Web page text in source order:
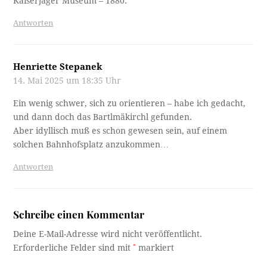
Antworten
Henriette Stepanek
14. Mai 2025 um 18:35 Uhr
Ein wenig schwer, sich zu orientieren – habe ich gedacht,
und dann doch das Bartlmäkirchl gefunden.
Aber idyllisch muß es schon gewesen sein, auf einem
solchen Bahnhofsplatz anzukommen…
Antworten
Schreibe einen Kommentar
Deine E-Mail-Adresse wird nicht veröffentlicht.
Erforderliche Felder sind mit* markiert